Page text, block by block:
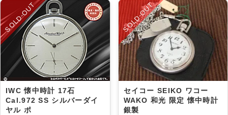
SOLD-OUT
IWC 懐中時計 17石
Cal.972 SS シルバーダイ
ヤル ポ
SOLD-OUT
セイコー SEIKO ワコー
WAKO 和光 限定 懐中時計
銀製